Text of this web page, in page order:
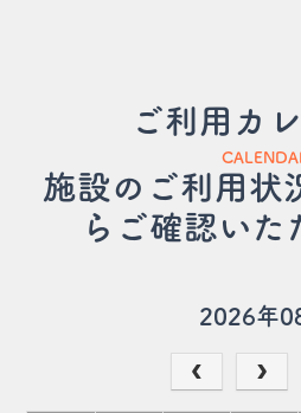
ご利用カ
施設のご利用状
らご確認いた
2026年